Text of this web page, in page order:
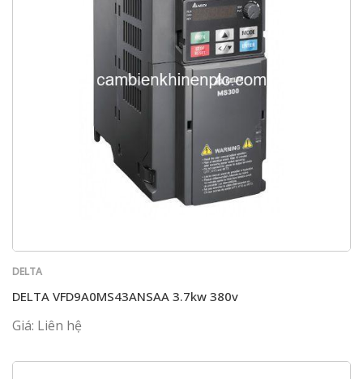
DELTA
DELTA VFD9A0MS43ANSAA 3.7kw 380v
Giá: Liên hệ